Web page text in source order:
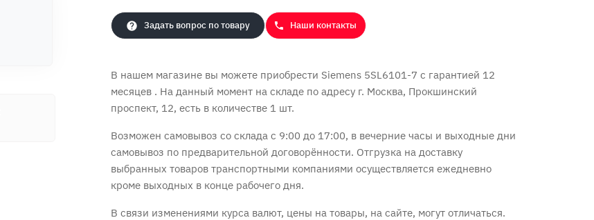
Задать вопрос по товару Наши контакты
В нашем магазине вы можете приобрести Siemens 5SL6101-7 с гарантией 12
месяцев . На данный момент на складе по адресу г. Москва, Прокшинский
проспект, 12, есть в количестве 1 шт.
Возможен самовывоз со склада с 9:00 до 17:00, в вечерние часы и выходные дни
самовывоз по предварительной договорённости. Отгрузка на доставку
выбранных товаров транспортными компаниями осуществляется ежедневно
кроме выходных в конце рабочего дня.
В связи изменениями курса валют, цены на товары, на сайте, могут отличаться.